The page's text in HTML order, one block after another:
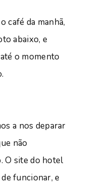
da manhã,
abaixo, e
o momento
nos deparar
não
O site do hotel
funcionar, e